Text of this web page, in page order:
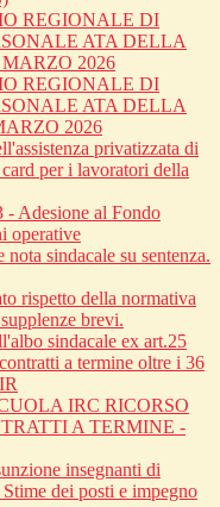
REGIONALE DI
ATA DELLA
2026
REGIONALE DI
ATA DELLA
2026
privatizzata di
per i lavoratori della
Adesione al Fondo
operative
sindacale su sentenza.
rispetto della normativa
brevi.
sindacale ex art.25
a termine oltre i 36
IRC RICORSO
A TERMINE -
insegnanti di
dei posti e impegno